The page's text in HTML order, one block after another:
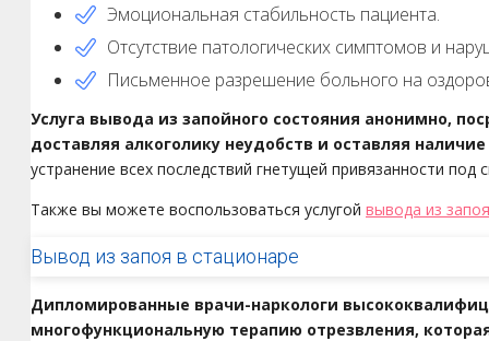
Эмоциональная стабильность пациента.
Отсутствие патологических симптомов и
Письменное разрешение больного на
Услуга вывода из запойного состояния анонимно,
доставляя алкоголику неудобств и оставляя
устранение всех последствий гнетущей привязанности
Также вы можете воспользоваться услугой вывода из
Вывод из запоя в стационаре
Дипломированные врачи-наркологи
многофункциональную терапию отрезвления,